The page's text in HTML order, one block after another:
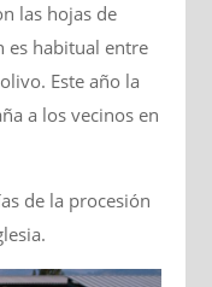
las hojas de
es habitual entre
Este año la
a los vecinos en
de la procesión